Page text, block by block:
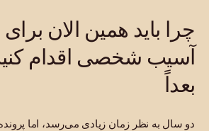
چرا باید همین الان
آسیب شخصی اقدام
بعداً
دو سال به نظر زمان زیادی می‌رسد، اما